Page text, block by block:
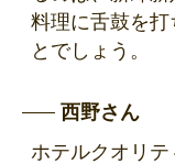
料理に舌鼓を打
とでしょう。
西野さん
ホテルクオリ